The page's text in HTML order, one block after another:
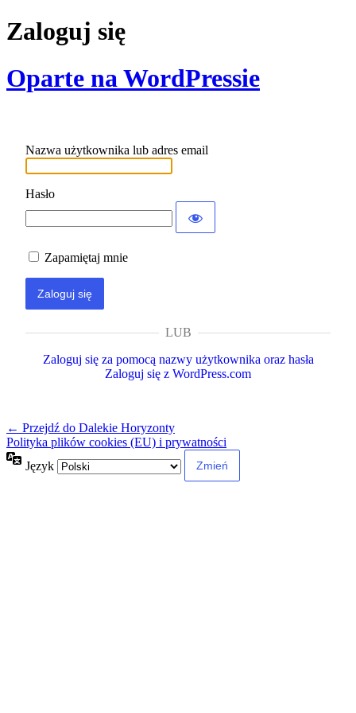
Zaloguj się
Oparte na WordPressie
Nazwa użytkownika lub adres email
Hasło
Zapamiętaj mnie
LUB
Zaloguj się za pomocą nazwy użytkownika oraz hasła
Zaloguj się z WordPress.com
← Przejdź do Dalekie Horyzonty
Polityka plików cookies (EU) i prywatności
Język